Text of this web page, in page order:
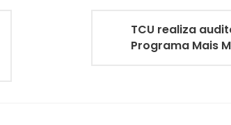
TCU realiza
Programa Mais